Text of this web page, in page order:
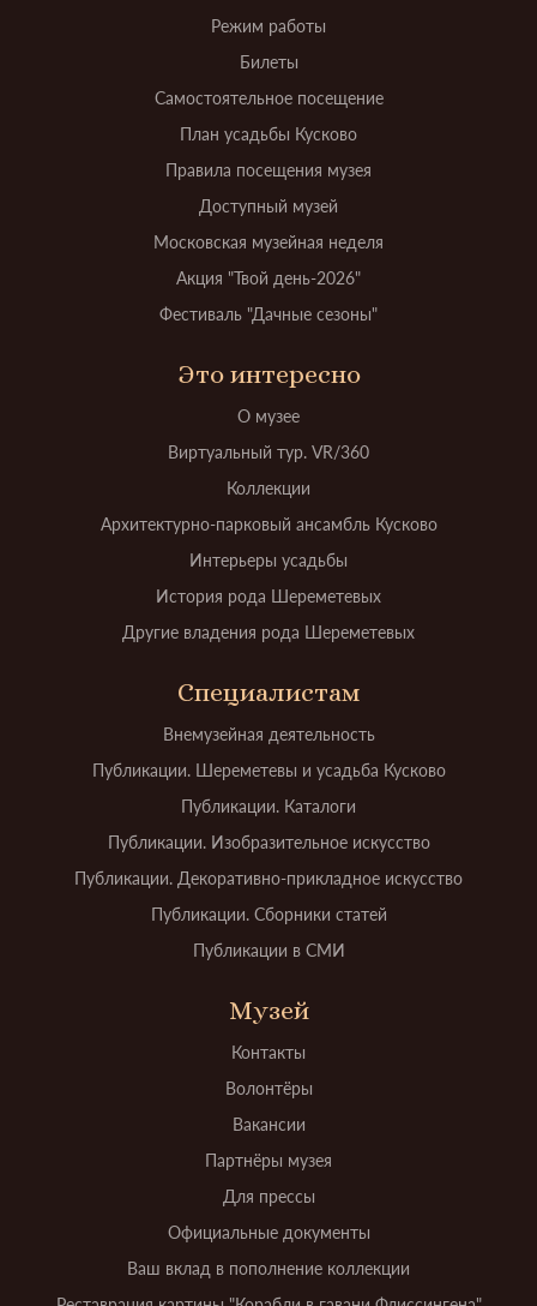
Режим работы
Билеты
Самостоятельное посещение
План усадьбы Кусково
Правила посещения музея
Доступный музей
Московская музейная неделя
Акция "Твой день-2026"
Фестиваль "Дачные сезоны"
Это интересно
О музее
Виртуальный тур. VR/360
Коллекции
Архитектурно-парковый ансамбль Кусково
Интерьеры усадьбы
История рода Шереметевых
Другие владения рода Шереметевых
Специалистам
Внемузейная деятельность
Публикации. Шереметевы и усадьба Кусково
Публикации. Каталоги
Публикации. Изобразительное искусство
Публикации. Декоративно-прикладное искусство
Публикации. Сборники статей
Публикации в СМИ
Музей
Контакты
Волонтёры
Вакансии
Партнёры музея
Для прессы
Официальные документы
Ваш вклад в пополнение коллекции